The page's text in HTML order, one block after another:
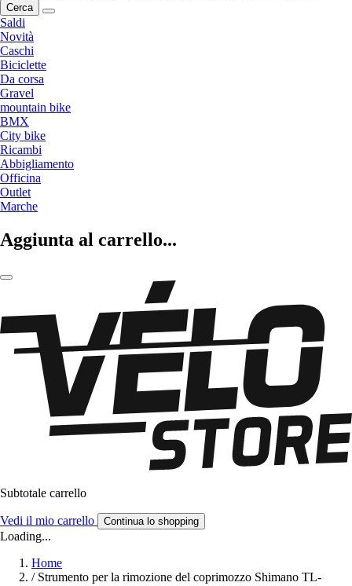
Cerca
Saldi
Novità
Caschi
Biciclette
Da corsa
Gravel
mountain bike
BMX
City bike
Ricambi
Abbigliamento
Officina
Outlet
Marche
Aggiunta al carrello...
Subtotale carrello
Vedi il mio carrello Continua lo shopping
Loading...
Home
/ Strumento per la rimozione del coprimozzo Shimano TL-